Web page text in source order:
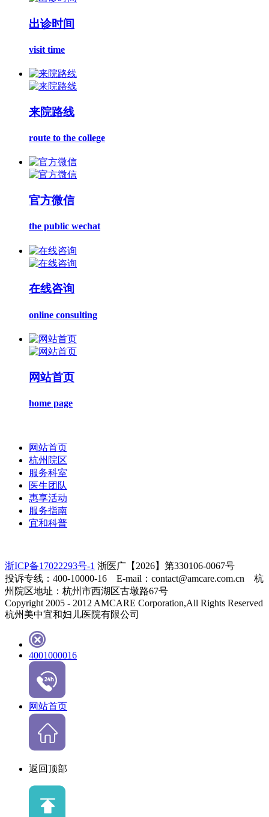
出诊时间
visit time
来院路线
route to the college
官方微信
the public wechat
在线咨询
online consulting
网站首页
home page
网站首页
杭州院区
服务科室
医生团队
惠享活动
服务指南
宜和科普
浙ICP备17022293号-1 浙医广【2026】第330106-0067号
投诉专线：400-10000-16 E-mail：contact@amcare.com.cn 杭
州院区地址：杭州市西湖区古墩路67号
Copyright 2005 - 2012 AMCARE Corporation,All Rights Reserved
杭州美中宜和妇儿医院有限公司
4001000016
网站首页
返回顶部